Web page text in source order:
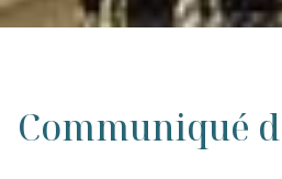
Communiqué